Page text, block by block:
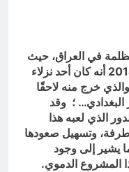
في العراق، حيث
عام 2014 أنه كان أحد نزلاء
خرج منه لاحقًا
البغدادي… ؛ وقد
الذي لعبه هذا
وتسهيل صعودها
يشير إلى وجود
المشروع الدموي.